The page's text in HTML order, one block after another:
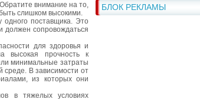
БЛОК РЕКЛАМЫ
внимание на то,
слишком высокими.
одного поставщика. Это
должен сопровождаться
для здоровья и
высокая прочность к
минимальные затраты
среде. В зависимости от
из которых они
в тяжелых условиях